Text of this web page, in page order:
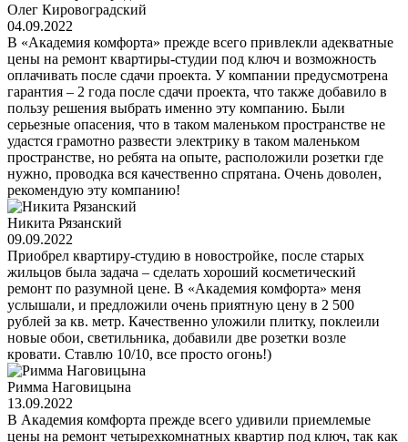
Олег Кировоградский
04.09.2022
В «Академия комфорта» прежде всего привлекли адекватные
цены на ремонт квартиры-студии под ключ и возможность
оплачивать после сдачи проекта. У компании предусмотрена
гарантия – 2 года после сдачи проекта, что также добавило в
пользу решения выбрать именно эту компанию. Были
серьезные опасения, что в таком маленьком пространстве не
удастся грамотно развести электрику в таком маленьком
пространстве, но ребята на опыте, расположили розетки где
нужно, проводка вся качественно спрятана. Очень доволен,
рекомендую эту компанию!
Никита Рязанский
09.09.2022
Приобрел квартиру-студию в новостройке, после старых
жильцов была задача – сделать хороший косметический
ремонт по разумной цене. В «Академия комфорта» меня
услышали, и предложили очень приятную цену в 2 500
рублей за кв. метр. Качественно уложили плитку, поклеили
новые обои, светильника, добавили две розетки возле
кровати. Ставлю 10/10, все просто огонь!)
Римма Наговицына
13.09.2022
В Академия комфорта прежде всего удивили приемлемые
цены на ремонт четырехкомнатных квартир под ключ, так как